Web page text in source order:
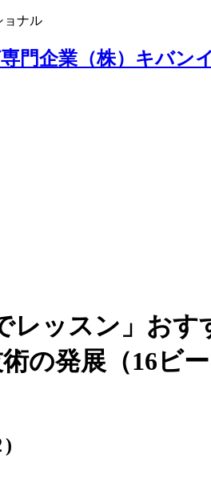
ョナル
レッスン」お
発展（16ビ
)